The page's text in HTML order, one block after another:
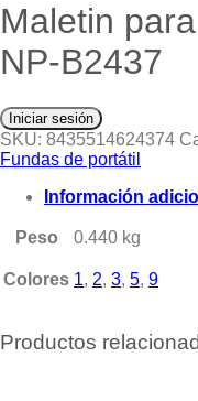
Maletin
NP-B2437
Iniciar sesión
SKU: 8435514624374
Fundas de portátil
Información
Peso 0.440 kg
Colores 1, 2, 3, 5, 9
Productos